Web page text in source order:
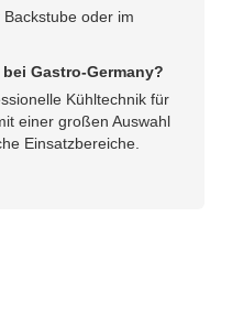
oder im
Gastro-Germany?
Kühltechnik für
einer großen Auswahl
Einsatzbereiche.